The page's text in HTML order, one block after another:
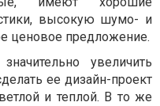
высокую шумо- и
ценовое предложение.
увеличить
ее дизайн-проект
и теплой. В то же